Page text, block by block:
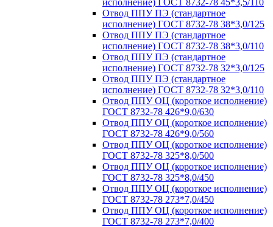
исполнение) ГОСТ 8732-78 45*3,5/110
Отвод ППУ ПЭ (стандартное
исполнение) ГОСТ 8732-78 38*3,0/125
Отвод ППУ ПЭ (стандартное
исполнение) ГОСТ 8732-78 38*3,0/110
Отвод ППУ ПЭ (стандартное
исполнение) ГОСТ 8732-78 32*3,0/125
Отвод ППУ ПЭ (стандартное
исполнение) ГОСТ 8732-78 32*3,0/110
Отвод ППУ ОЦ (короткое исполнение)
ГОСТ 8732-78 426*9,0/630
Отвод ППУ ОЦ (короткое исполнение)
ГОСТ 8732-78 426*9,0/560
Отвод ППУ ОЦ (короткое исполнение)
ГОСТ 8732-78 325*8,0/500
Отвод ППУ ОЦ (короткое исполнение)
ГОСТ 8732-78 325*8,0/450
Отвод ППУ ОЦ (короткое исполнение)
ГОСТ 8732-78 273*7,0/450
Отвод ППУ ОЦ (короткое исполнение)
ГОСТ 8732-78 273*7,0/400